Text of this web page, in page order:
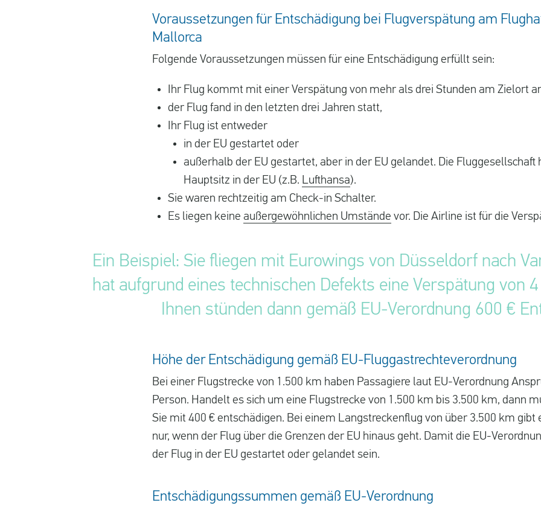
Voraussetzungen für Entschädigung bei Flugverspätung am
Mallorca
Folgende Voraussetzungen müssen für eine Entschädigung erfüllt sein:
Ihr Flug kommt mit einer Verspätung von mehr als drei Stunden am Zielort
der Flug fand in den letzten drei Jahren statt,
Ihr Flug ist entweder
in der EU gestartet oder
außerhalb der EU gestartet, aber in der EU gelandet. Die Fluggesellschaft
Hauptsitz in der EU (z.B. Lufthansa).
Sie waren rechtzeitig am Check-in Schalter.
Es liegen keine außergewöhnlichen Umstände vor. Die Airline ist für die
Ein Beispiel: Sie fliegen mit Eurowings von Düsseldorf nach
hat aufgrund eines technischen Defekts eine Verspätung von
Ihnen stünden dann gemäß EU-Verordnung 600 €
Höhe der Entschädigung gemäß EU-Fluggastrechteverordnung
Bei einer Flugstrecke von 1.500 km haben Passagiere laut EU-Verordnung
Person. Handelt es sich um eine Flugstrecke von 1.500 km bis 3.500 km, dann
Sie mit 400 € entschädigen. Bei einem Langstreckenflug von über 3.500 km gibt
nur, wenn der Flug über die Grenzen der EU hinaus geht. Damit die EU-
der Flug in der EU gestartet oder gelandet sein.
Entschädigungssummen gemäß EU-Verordnung